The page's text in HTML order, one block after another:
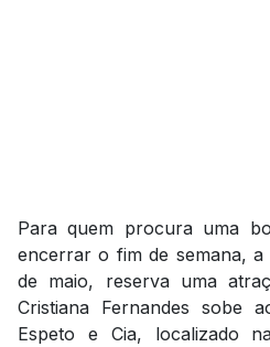
Para quem procura uma
encerrar o fim de semana,
de maio, reserva uma
Cristiana Fernandes sobe
Espeto e Cia, localizado